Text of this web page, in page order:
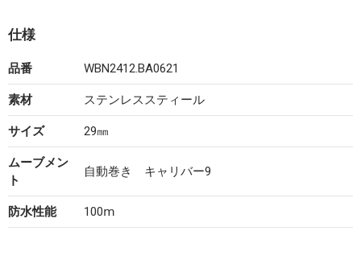
仕様
品番 WBN2412.BA0621
素材 ステンレススティール
サイズ 29㎜
ムーブメン
ト
自動巻き キャリバー9
防水性能 100ⅿ